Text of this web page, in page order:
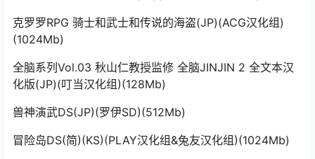
克罗罗RPG 骑士和武士和传说的海盗(JP)(ACG汉化组)
(1024Mb)
全脑系列Vol.03 秋山仁教授监修 全脑JINJIN 2 全文本汉
化版(JP)(叮当汉化组)(128Mb)
兽神演武DS(JP)(罗伊SD)(512Mb)
冒险岛DS(简)(KS)(PLAY汉化组&兔友汉化组)(1024Mb)